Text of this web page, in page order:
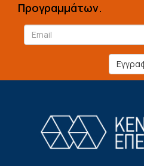
Προγραμμάτων.